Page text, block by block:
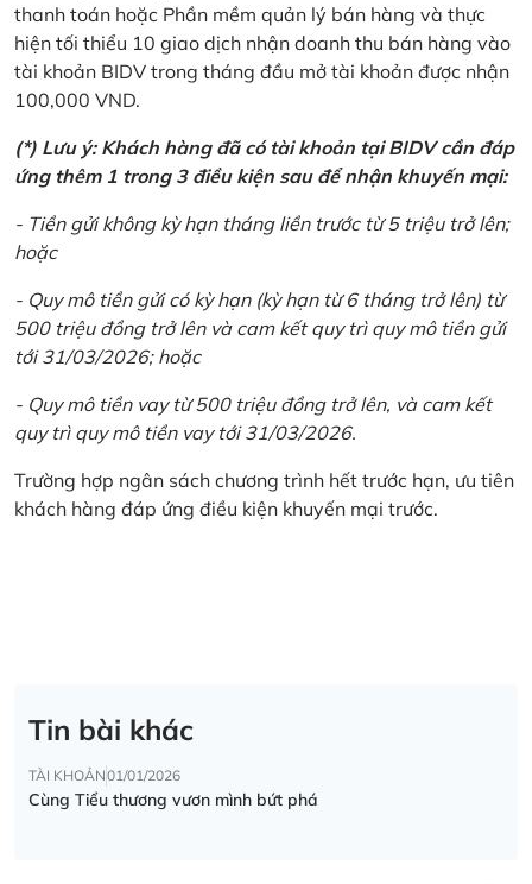
thanh toán hoặc Phần mềm quản lý bán hàng và thực
hiện tối thiểu 10 giao dịch nhận doanh thu bán hàng vào
tài khoản BIDV trong tháng đầu mở tài khoản được nhận
100,000 VND.
(*) Lưu ý: Khách hàng đã có tài khoản tại BIDV cần đáp
ứng thêm 1 trong 3 điều kiện sau để nhận khuyến mại:
- Tiền gửi không kỳ hạn tháng liền trước từ 5 triệu trở lên;
hoặc
- Quy mô tiền gửi có kỳ hạn (kỳ hạn từ 6 tháng trở lên) từ
500 triệu đồng trở lên và cam kết quy trì quy mô tiền gửi
tới 31/03/2026; hoặc
- Quy mô tiền vay từ 500 triệu đồng trở lên, và cam kết
quy trì quy mô tiền vay tới 31/03/2026.
Trường hợp ngân sách chương trình hết trước hạn, ưu tiên
khách hàng đáp ứng điều kiện khuyến mại trước.
Tin bài khác
TÀI KHOẢN01/01/2026
Cùng Tiểu thương vươn mình bứt phá